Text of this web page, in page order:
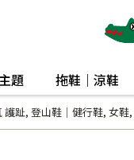
題 拖鞋｜涼鞋
護趾, 登山鞋｜健行鞋, 女鞋,